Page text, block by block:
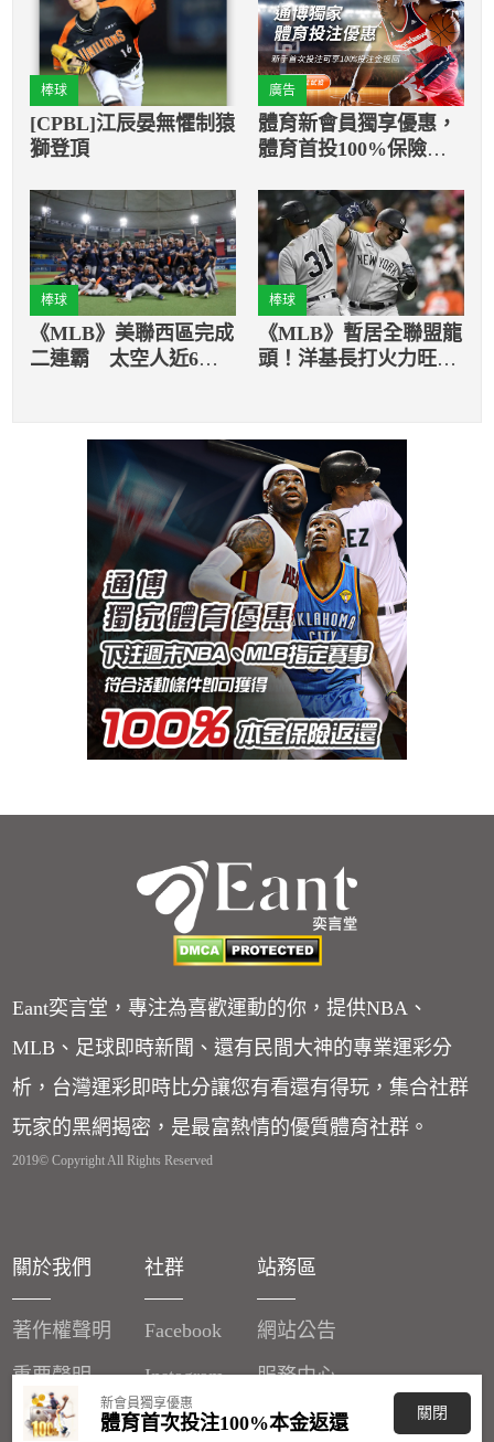
棒球
[CPBL]江辰晏無懼制猿
獅登頂
廣告
體育新會員獨享優惠，
體育首投100%保險返
棒球
《MLB》美聯西區完成
二連霸 太空人近6年5
棒球
《MLB》暫居全聯盟龍
頭！洋基長打火力旺
新會員獨享優惠
體育首次投注100%本金返還 關閉
Eant奕言堂，專注為喜歡運動的你，提供NBA、
MLB、足球即時新聞、還有民間大神的專業運彩分
析，台灣運彩即時比分讓您有看還有得玩，集合社群
玩家的黑網揭密，是最富熱情的優質體育社群。
2019© Copyright All Rights Reserved
關於我們
著作權聲明
重要聲明
廣告刊登
社群
Facebook
Instagram
站務區
網站公告
服務中心